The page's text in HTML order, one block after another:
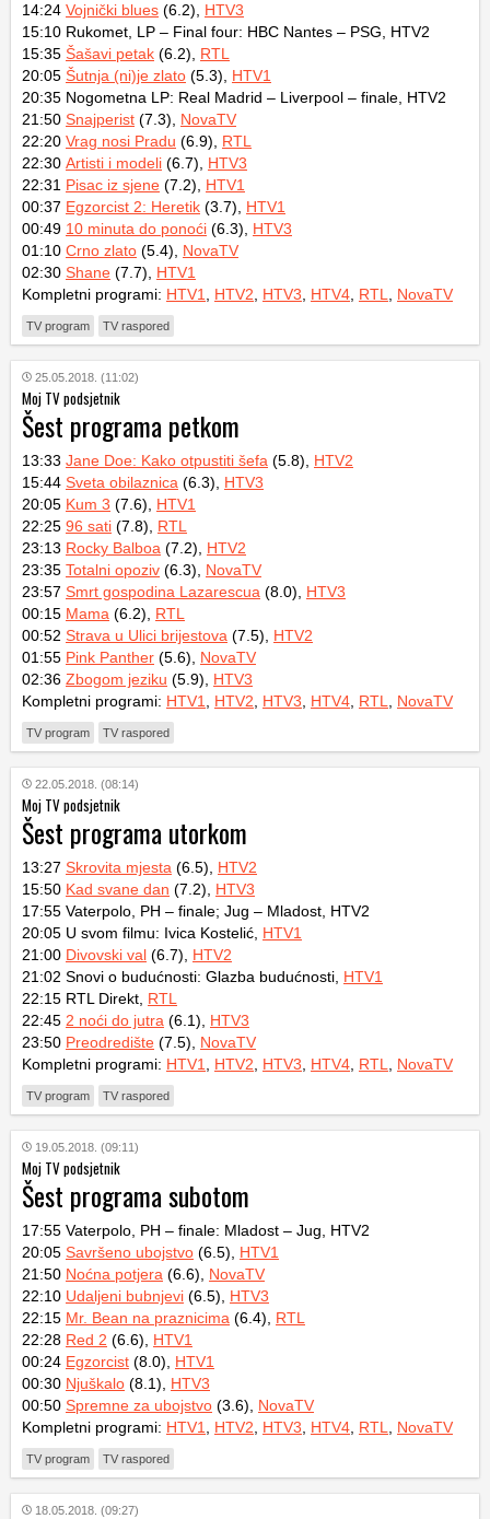
14:24 Vojnički blues (6.2), HTV3
15:10 Rukomet, LP – Final four: HBC Nantes – PSG, HTV2
15:35 Šašavi petak (6.2), RTL
20:05 Šutnja (ni)je zlato (5.3), HTV1
20:35 Nogometna LP: Real Madrid – Liverpool – finale, HTV2
21:50 Snajperist (7.3), NovaTV
22:20 Vrag nosi Pradu (6.9), RTL
22:30 Artisti i modeli (6.7), HTV3
22:31 Pisac iz sjene (7.2), HTV1
00:37 Egzorcist 2: Heretik (3.7), HTV1
00:49 10 minuta do ponoći (6.3), HTV3
01:10 Crno zlato (5.4), NovaTV
02:30 Shane (7.7), HTV1
Kompletni programi: HTV1 HTV2 HTV3 HTV4 RTL NovaTV
TV program TV raspored
25.05.2018. (11:02)
Moj TV podsjetnik
Šest programa petkom
13:33 Jane Doe: Kako otpustiti šefa (5.8), HTV2
15:44 Sveta obilaznica (6.3), HTV3
20:05 Kum 3 (7.6), HTV1
22:25 96 sati (7.8), RTL
23:13 Rocky Balboa (7.2), HTV2
23:35 Totalni opoziv (6.3), NovaTV
23:57 Smrt gospodina Lazarescua (8.0), HTV3
00:15 Mama (6.2), RTL
00:52 Strava u Ulici brijestova (7.5), HTV2
01:55 Pink Panther (5.6), NovaTV
02:36 Zbogom jeziku (5.9), HTV3
Kompletni programi: HTV1 HTV2 HTV3 HTV4 RTL NovaTV
TV program TV raspored
22.05.2018. (08:14)
Moj TV podsjetnik
Šest programa utorkom
13:27 Skrovita mjesta (6.5), HTV2
15:50 Kad svane dan (7.2), HTV3
17:55 Vaterpolo, PH – finale; Jug – Mladost, HTV2
20:05 U svom filmu: Ivica Kostelić, HTV1
21:00 Divovski val (6.7), HTV2
21:02 Snovi o budućnosti: Glazba budućnosti, HTV1
22:15 RTL Direkt, RTL
22:45 2 noći do jutra (6.1), HTV3
23:50 Preodredište (7.5), NovaTV
Kompletni programi: HTV1 HTV2 HTV3 HTV4 RTL NovaTV
TV program TV raspored
19.05.2018. (09:11)
Moj TV podsjetnik
Šest programa subotom
17:55 Vaterpolo, PH – finale: Mladost – Jug, HTV2
20:05 Savršeno ubojstvo (6.5), HTV1
21:50 Noćna potjera (6.6), NovaTV
22:10 Udaljeni bubnjevi (6.5), HTV3
22:15 Mr. Bean na praznicima (6.4), RTL
22:28 Red 2 (6.6), HTV1
00:24 Egzorcist (8.0), HTV1
00:30 Njuškalo (8.1), HTV3
00:50 Spremne za ubojstvo (3.6), NovaTV
Kompletni programi: HTV1 HTV2 HTV3 HTV4 RTL NovaTV
TV program TV raspored
18.05.2018. (09:27)